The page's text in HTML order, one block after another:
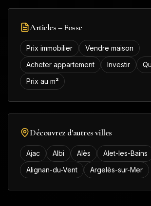
Articles –Fosse
Prix immobilier
Vendre maison
Acheter appartement
Investir
Prix au m²
Découvrez d'autres villes
Ajac Albi Alès
Alet-les-Bains
Alignan-du-Vent
Argelès-sur-Mer